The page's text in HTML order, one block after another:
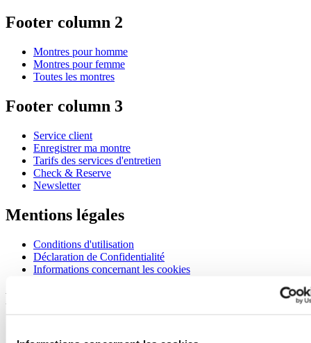
Footer column 2
Montres pour homme
Montres pour femme
Toutes les montres
Footer column 3
Service client
Enregistrer ma montre
Tarifs des services d'entretien
Check & Reserve
Newsletter
Mentions légales
Conditions d'utilisation
Déclaration de Confidentialité
Informations concernant les cookies
Rejoignez le club CERTINA
S'inscrire